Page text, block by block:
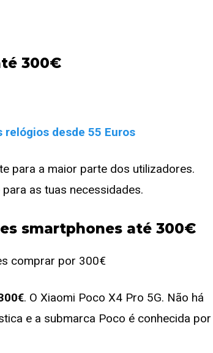
300€
relógios desde 55 Euros
para a maior parte dos utilizadores.
as tuas necessidades.
smartphones até 300€
. O Xiaomi Poco X4 Pro 5G. Não há
e a submarca Poco é conhecida por